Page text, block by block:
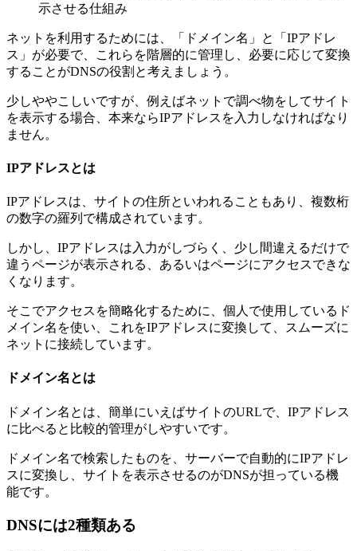
示させる仕組み
ネットを利用するためには、「ドメイン名」と「IPアドレ
ス」が必要で、これらを階層的に管理し、必要に応じて変換
することがDNSの役割と考えましょう。
少しややこしいですが、例えばネットで調べ物をしてサイト
を表示する場合、本来ならIPアドレスを入力しなければなり
ません。
IPアドレスとは
IPアドレスは、サイトの住所といわれることもあり、複数桁
の数字の羅列で構成されています。
しかし、IPアドレスは入力がしづらく、少し間違えるだけで
違うページが表示される、あるいはページにアクセスできな
くなります。
そこでアクセスを簡略化するために、個人で使用しているド
メイン名を使い、これをIPアドレスに変換して、スムーズに
ネットに接続しています。
ドメイン名とは
ドメイン名とは、簡単にいえばサイトのURLで、IPアドレス
に比べると比較的管理がしやすいです。
ドメイン名で検索したものを、サーバーで自動的にIPアドレ
スに変換し、サイトを表示させるのがDNSが担っている機
能です。
DNSには2種類ある